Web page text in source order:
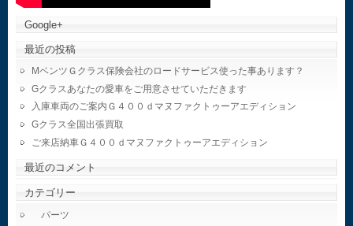
Google+
最近の投稿
MベンツＧクラス保険会社のロードサービス使った事あります？
Gクラスあなたの愛車をご用意させていただきます
入庫車両のご案内Ｇ４００ｄマヌファクトゥーアエディション
Gクラス全国出張買取
ご来店納車Ｇ４００ｄマヌファクトゥーアエディション
最近のコメント
カテゴリー
パーツ